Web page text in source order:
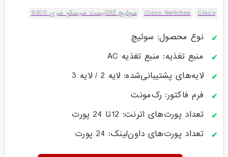
Cisco
Cisco Switches سوئیچ کاتالیست سیسکو سری 9300
نوع محصول: سوئیچ
منبع تغذیه: منبع تغذیه AC
لایه‌های پشتیبانی‌شده: لایه 2 / لایه 3
فرم فاکتور: رک‌مونت
تعداد پورت‌های اترنت: 12تا 24 پورت
تعداد پورت‌های داون‌لینک: 24 پورت